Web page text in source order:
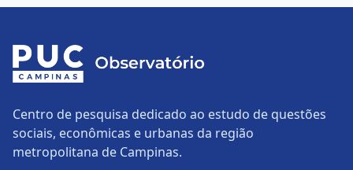
Centro de pesquisa dedicado ao estudo de questões
sociais, econômicas e urbanas da região
metropolitana de Campinas.